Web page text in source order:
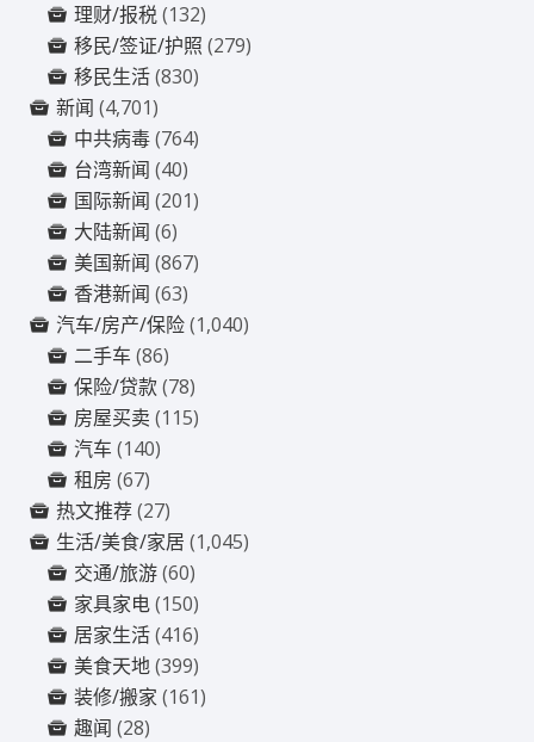
理财/报税(132)
移民/签证/护照 (279)
移民生活(830)
新闻 (4,701)
中共病毒(764)
台湾新闻 (40)
国际新闻 (201)
大陆新闻 (6)
美国新闻 (867)
香港新闻 (63)
汽车/房产/保险(1,040)
二手车 (86)
保险/贷款(78)
房屋买卖 (115)
汽车 (140)
租房 (67)
热文推荐(27)
生活/美食/家居 (1,045)
交通/旅游(60)
家具家电(150)
居家生活(416)
美食天地(399)
装修/搬家 (161)
趣闻 (28)